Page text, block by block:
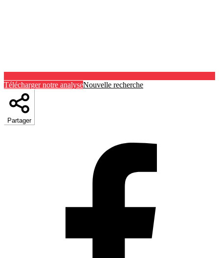
Télécharger notre analyseNouvelle recherche
Partager